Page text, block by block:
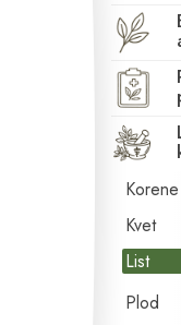
Korene
Kvet
List
Plod